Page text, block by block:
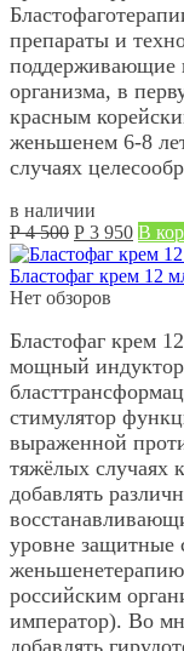
препараты и
поддерживающие
организма, в
красным
женьшенем 6-8
случаях
в наличии
Р 4 500
цена
составляла
Р
Р 3 950
цена:
Р
В
Бластофаг крем 12
Нет обзоров
Бластофаг крем
мощный индуктор
стимулятор
выраженной
тяжёлых случаях
добавлять
уровне защитные
российским
император). Во
добавлять